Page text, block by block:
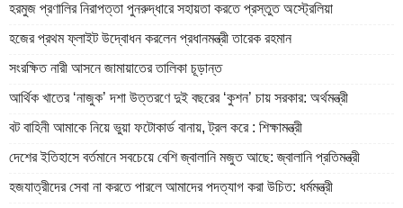
হরমুজ প্রণালির নিরাপত্তা পুনরুদ্ধারে সহায়তা করতে প্রস্তুত অস্ট্রেলিয়া
হজের প্রথম ফ্লাইট উদ্বোধন করলেন প্রধানমন্ত্রী তারেক রহমান
সংরক্ষিত নারী আসনে জামায়াতের তালিকা চূড়ান্ত
আর্থিক খাতের ‘নাজুক’ দশা উত্তরণে দুই বছরের ‘কুশন’ চায় সরকার: অর্থমন্ত্রী
বট বাহিনী আমাকে নিয়ে ভুয়া ফটোকার্ড বানায়, ট্রল করে : শিক্ষামন্ত্রী
দেশের ইতিহাসে বর্তমানে সবচেয়ে বেশি জ্বালানি মজুত আছে: জ্বালানি প্রতিমন্ত্রী
হজযাত্রীদের সেবা না করতে পারলে আমাদের পদত্যাগ করা উচিত: ধর্মমন্ত্রী